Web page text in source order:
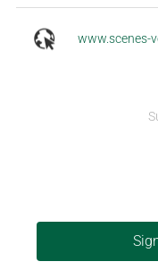
www.scenes-